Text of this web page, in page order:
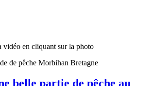
vidéo en cliquant sur la photo
de pêche Morbihan Bretagne
belle partie de pêche au